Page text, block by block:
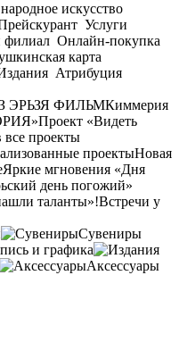
искусство
Услуги
филиал Онлайн-покупка
карта
Атрибуция
ЭРЬЗЯ ФИЛЬМКиммерия
Проект «Видеть
все проекты
проектыНовая
Яркие мгновения «Дня
день погожий»
таланты»!Встречи у
Сувениры
и графика
Аксессуары